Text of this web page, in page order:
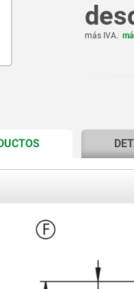
más IVA.
CURRENT
CURRENT